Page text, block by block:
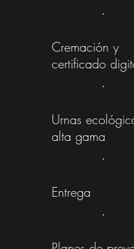
Cremación y
certificado
Urnas
alta gama
Entrega